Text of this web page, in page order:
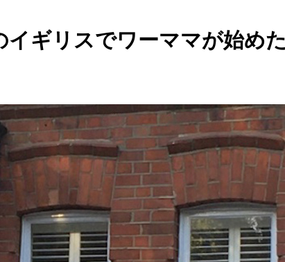
イギリスでワーママが始め